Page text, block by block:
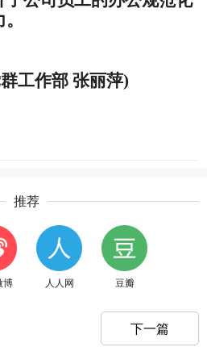
作部 张丽萍)
推荐
博 人人网 豆瓣
下一篇